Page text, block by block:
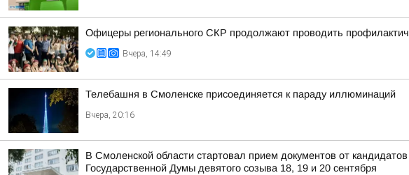
Офицеры регионального СКР продолжают проводить
Вчера, 14:49
Телебашня в Смоленске присоединяется к параду иллюминаций
Вчера, 20:16
В Смоленской области стартовал прием документов от
Государственной Думы девятого созыва 18, 19 и 20 сентября